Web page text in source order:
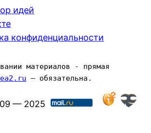
идей
конфиденциальности
материалов - прямая
— обязательна.
— 2025